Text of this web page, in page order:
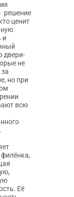
решение
ценит
и
двери-
не
но при
всю
Её